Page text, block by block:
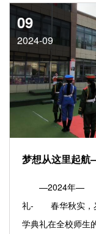
09
2024-09
梦想从这里起
—2024年— 你
礼- 春华秋实，岁
学典礼在全校师生